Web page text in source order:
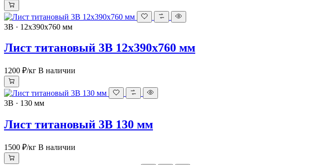
3В · 12х390х760 мм
Лист титановый 3В 12х390х760 мм
1200 ₽/кг В наличии
3В · 130 мм
Лист титановый 3В 130 мм
1500 ₽/кг В наличии